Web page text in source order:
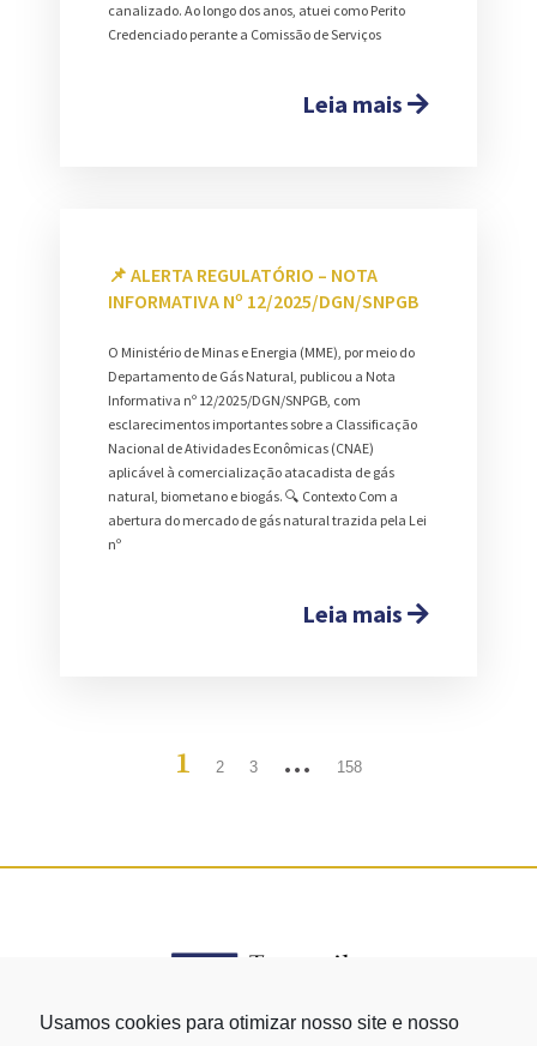
canalizado. Ao longo dos anos, atuei como Perito
Credenciado perante a Comissão de Serviços
Leia mais
📌 ALERTA REGULATÓRIO – NOTA
INFORMATIVA Nº 12/2025/DGN/SNPGB
O Ministério de Minas e Energia (MME), por meio do
Departamento de Gás Natural, publicou a Nota
Informativa nº 12/2025/DGN/SNPGB, com
esclarecimentos importantes sobre a Classificação
Nacional de Atividades Econômicas (CNAE)
aplicável à comercialização atacadista de gás
natural, biometano e biogás. 🔍 Contexto Com a
abertura do mercado de gás natural trazida pela Lei
nº
Leia mais
1 2 3 … 158
Usamos cookies para otimizar nosso site e nosso